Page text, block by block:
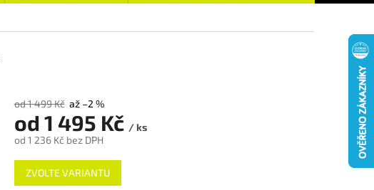
od 1 499 Kč až –2 %
od 1 495 Kč / ks
od 1 236 Kčbez DPH
Měrná
cena:
ZVOLTE VARIANTU